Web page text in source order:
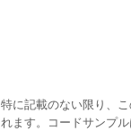
特に記載のない限り、
れます。コードサンプル